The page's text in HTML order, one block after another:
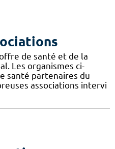
de santé et de la
Les organismes ci-
santé partenaires du
associations intervi